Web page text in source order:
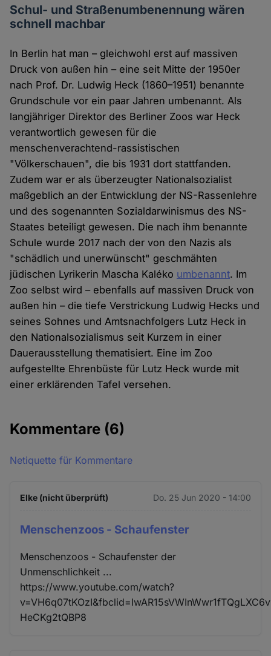
Schul- und Straßenumbenennung wären
schnell machbar
In Berlin hat man – gleichwohl erst auf massiven
Druck von außen hin – eine seit Mitte der 1950er
nach Prof. Dr. Ludwig Heck (1860–1951) benannte
Grundschule vor ein paar Jahren umbenannt. Als
langjähriger Direktor des Berliner Zoos war Heck
verantwortlich gewesen für die
menschenverachtend-rassistischen
"Völkerschauen", die bis 1931 dort stattfanden.
Zudem war er als überzeugter Nationalsozialist
maßgeblich an der Entwicklung der NS-Rassenlehre
und des sogenannten Sozialdarwinismus des NS-
Staates beteiligt gewesen. Die nach ihm benannte
Schule wurde 2017 nach der von den Nazis als
"schädlich und unerwünscht" geschmähten
jüdischen Lyrikerin Mascha Kaléko umbenannt. Im
Zoo selbst wird – ebenfalls auf massiven Druck von
außen hin – die tiefe Verstrickung Ludwig Hecks und
seines Sohnes und Amtsnachfolgers Lutz Heck in
den Nationalsozialismus seit Kurzem in einer
Dauerausstellung thematisiert. Eine im Zoo
aufgestellte Ehrenbüste für Lutz Heck wurde mit
einer erklärenden Tafel versehen.
Kommentare (6)
Netiquette für Kommentare
Elke (nicht überprüft) Do. 25 Jun 2020 - 14:00
Menschenzoos - Schaufenster
Menschenzoos - Schaufenster der
Unmenschlichkeit ...
https://www.youtube.com/watch?
HeCKg2tQBP8